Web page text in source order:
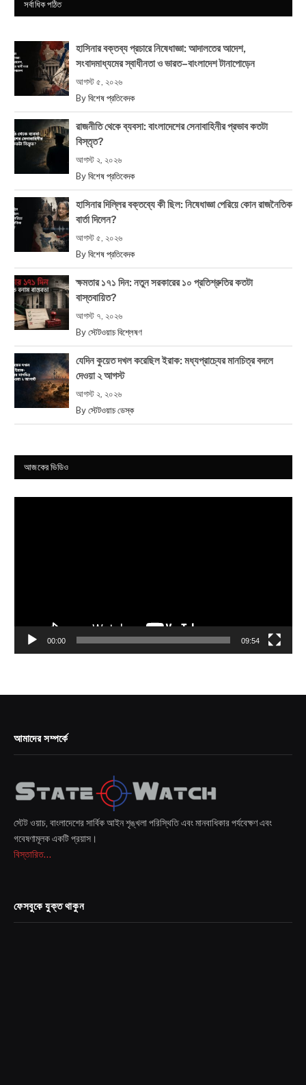
সর্বাধিক পঠিত
হাসিনার বক্তব্য প্রচারে নিষেধাজ্ঞা: আদালতের আদেশ,
সংবাদমাধ্যমের স্বাধীনতা ও ভারত–বাংলাদেশ টানাপোড়েন
আগস্ট ৫, ২০২৬
By বিশেষ প্রতিবেদক
রাজনীতি থেকে ব্যবসা: বাংলাদেশের সেনাবাহিনীর প্রভাব কতটা
বিস্তৃত?
আগস্ট ২, ২০২৬
By বিশেষ প্রতিবেদক
হাসিনার দিল্লির বক্তব্যে কী ছিল: নিষেধাজ্ঞা পেরিয়ে কোন রাজনৈতিক
বার্তা দিলেন?
আগস্ট ৫, ২০২৬
By বিশেষ প্রতিবেদক
ক্ষমতার ১৭১ দিন: নতুন সরকারের ১০ প্রতিশ্রুতির কতটা
বাস্তবায়িত?
আগস্ট ৭, ২০২৬
By স্টেটওয়াচ বিশ্লেষণ
যেদিন কুয়েত দখল করেছিল ইরাক: মধ্যপ্রাচ্যের মানচিত্র বদলে
দেওয়া ২ আগস্ট
আগস্ট ২, ২০২৬
By স্টেটওয়াচ ডেস্ক
আজকের ভিডিও
00:00 09:54
আমাদের সম্পর্কে
স্টেট ওয়াচ, বাংলাদেশের সার্বিক আইন শৃঙ্খলা পরিস্থিতি এবং মানবাধিকার পর্যবেক্ষণ এবং
গবেষণামূলক একটি প্রয়াস।
বিস্তারিত...
ফেসবুকে যুক্ত থাকুন